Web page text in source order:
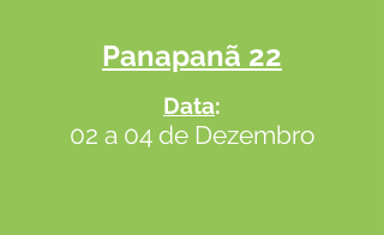
Panapanã 22
Data:
02 a 04 de Dezembro